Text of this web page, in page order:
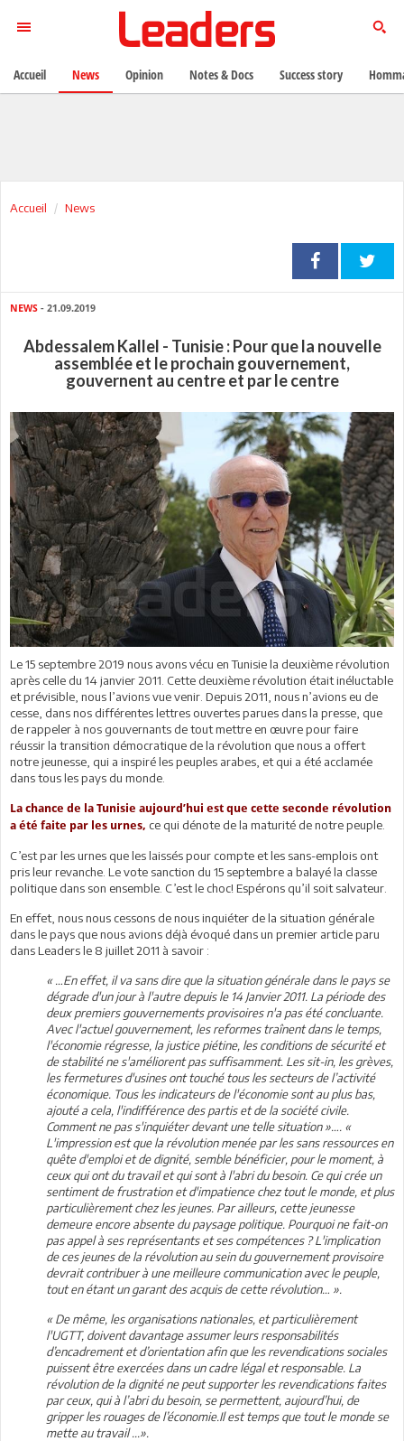
Accueil News
NEWS - 21.09.2019
Abdessalem Kallel - Tunisie : Pour que la nouvelle
assemblée et le prochain gouvernement,
gouvernent au centre et par le centre
Le 15 septembre 2019 nous avons vécu en Tunisie la deuxième révolution
après celle du 14 janvier 2011. Cette deuxième révolution était inéluctable
et prévisible, nous l’avions vue venir. Depuis 2011, nous n’avions eu de
cesse, dans nos différentes lettres ouvertes parues dans la presse, que
de rappeler à nos gouvernants de tout mettre en œuvre pour faire
réussir la transition démocratique de la révolution que nous a offert
notre jeunesse, qui a inspiré les peuples arabes, et qui a été acclamée
dans tous les pays du monde.
La chance de la Tunisie aujourd’hui est que cette seconde révolution
a été faite par les urnes, ce qui dénote de la maturité de notre peuple.
C’est par les urnes que les laissés pour compte et les sans-emplois ont
pris leur revanche. Le vote sanction du 15 septembre a balayé la classe
politique dans son ensemble. C’est le choc! Espérons qu’il soit salvateur.
En effet, nous nous cessons de nous inquiéter de la situation générale
dans le pays que nous avions déjà évoqué dans un premier article paru
dans Leaders le 8 juillet 2011 à savoir :
« …En effet, il va sans dire que la situation générale dans le pays se
dégrade d'un jour à l'autre depuis le 14 Janvier 2011. La période des
deux premiers gouvernements provisoires n'a pas été concluante.
Avec l'actuel gouvernement, les reformes traînent dans le temps,
l'économie régresse, la justice piétine, les conditions de sécurité et
de stabilité ne s'améliorent pas suffisamment. Les sit-in, les grèves,
les fermetures d'usines ont touché tous les secteurs de l’activité
économique. Tous les indicateurs de l'économie sont au plus bas,
ajouté a cela, l'indifférence des partis et de la société civile.
Comment ne pas s'inquiéter devant une telle situation »…. «
L'impression est que la révolution menée par les sans ressources en
quête d'emploi et de dignité, semble bénéficier, pour le moment, à
ceux qui ont du travail et qui sont à l'abri du besoin. Ce qui crée un
sentiment de frustration et d'impatience chez tout le monde, et plus
particulièrement chez les jeunes. Par ailleurs, cette jeunesse
demeure encore absente du paysage politique. Pourquoi ne fait-on
pas appel à ses représentants et ses compétences ? L'implication
de ces jeunes de la révolution au sein du gouvernement provisoire
devrait contribuer à une meilleure communication avec le peuple,
tout en étant un garant des acquis de cette révolution… ».
« De même, les organisations nationales, et particulièrement
l'UGTT, doivent davantage assumer leurs responsabilités
d’encadrement et d’orientation afin que les revendications sociales
puissent être exercées dans un cadre légal et responsable. La
révolution de la dignité ne peut supporter les revendications faites
par ceux, qui à l’abri du besoin, se permettent, aujourd’hui, de
gripper les rouages de l’économie.Il est temps que tout le monde se
mette au travail ...».
Accueil News Opinion Notes & Docs Success story